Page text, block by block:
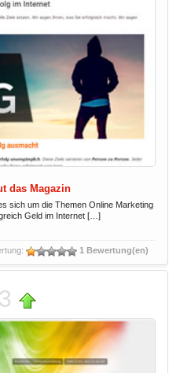
das Magazin
sich um die Themen Online Marketing
Geld im Internet […]
1 Bewertung(en)